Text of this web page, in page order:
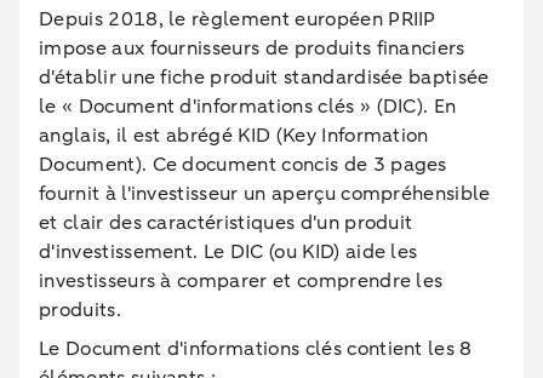
Depuis 2018, le règlement européen PRIIP
impose aux fournisseurs de produits financiers
d'établir une fiche produit standardisée baptisée
le « Document d'informations clés » (DIC). En
anglais, il est abrégé KID (Key Information
Document). Ce document concis de 3 pages
fournit à l'investisseur un aperçu compréhensible
et clair des caractéristiques d'un produit
d'investissement. Le DIC (ou KID) aide les
investisseurs à comparer et comprendre les
produits.
Le Document d'informations clés contient les 8